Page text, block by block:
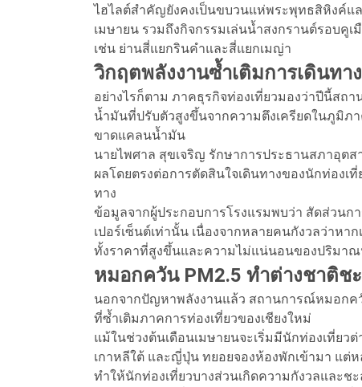
ไฮไลต์สำคัญยังคงเป็นขบวนแห่พระพุทธสิหิงค์แ
เมษายน รวมถึงกิจกรรมเล่นน้ำสงกรานต์รอบคู
เช่น ย่านสี่แยกรินคำและสี่แยกเมญ่า
วิกฤตพลังงานซ้ำเติมการเดินทาง
อย่างไรก็ตาม ภาคธุรกิจท่องเที่ยวมองว่าปีนี้สถ
น้ำมันที่ปรับตัวสูงขึ้นจากความตึงเครียดในภูมิภ
ขาดแคลนน้ำมัน
นายไพศาล สุขเจริญ รักษาการประธานสภาอุตส
ผลโดยตรงต่อการตัดสินใจเดินทางของนักท่องเ
ทาง
ข้อมูลจากผู้ประกอบการโรงแรมพบว่า สัดส่วนก
เปอร์เซ็นต์เท่านั้น เนื่องจากหลายคนกังวลว่าห
ทั้งราคาที่สูงขึ้นและความไม่แน่นอนของปริมา
หมอกควัน PM2.5 ทำต่างชาติช
นอกจากปัญหาพลังงานแล้ว สถานการณ์หมอกค
ที่ซ้ำเติมภาคการท่องเที่ยวของเชียงใหม่
แม้ในช่วงต้นเดือนเมษายนจะเริ่มมีนักท่องเที่ยวต่
เกาหลีใต้ และญี่ปุ่น ทยอยจองห้องพักเข้ามา แต่
ทำให้นักท่องเที่ยวบางส่วนเกิดความกังวลและช